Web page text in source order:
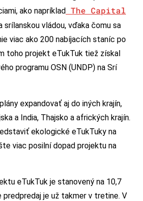
ako napríklad The Capital
srílanskou vládou, vďaka čomu sa
viac ako 200 nabíjacích staníc po
toho projekt eTukTuk tiež získal
programu OSN (UNDP) na Srí
expandovať aj do iných krajín,
a India, Thajsko a afrických krajín.
ekologické eTukTuky na
viac posilní dopad projektu na
eTukTuk je stanovený na 10,7
predpredaj je už takmer v tretine. V